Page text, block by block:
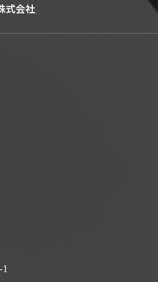
式会社
1